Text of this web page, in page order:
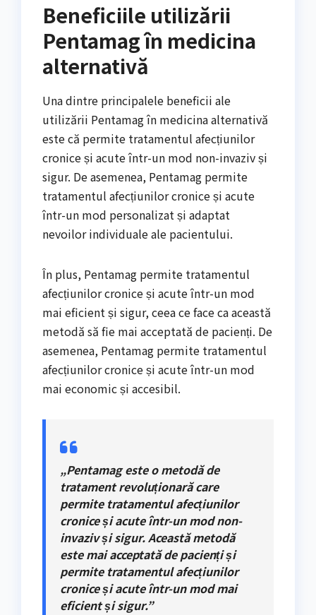
Beneficiile utilizării
Pentamag în medicina
alternativă
Una dintre principalele beneficii ale
utilizării Pentamag în medicina alternativă
este că permite tratamentul afecțiunilor
cronice și acute într-un mod non-invaziv și
sigur. De asemenea, Pentamag permite
tratamentul afecțiunilor cronice și acute
într-un mod personalizat și adaptat
nevoilor individuale ale pacientului.
În plus, Pentamag permite tratamentul
afecțiunilor cronice și acute într-un mod
mai eficient și sigur, ceea ce face ca această
metodă să fie mai acceptată de pacienți. De
asemenea, Pentamag permite tratamentul
afecțiunilor cronice și acute într-un mod
mai economic și accesibil.
„Pentamag este o metodă de
tratament revoluționară care
permite tratamentul afecțiunilor
cronice și acute într-un mod non-
invaziv și sigur. Această metodă
este mai acceptată de pacienți și
permite tratamentul afecțiunilor
cronice și acute într-un mod mai
eficient și sigur.”